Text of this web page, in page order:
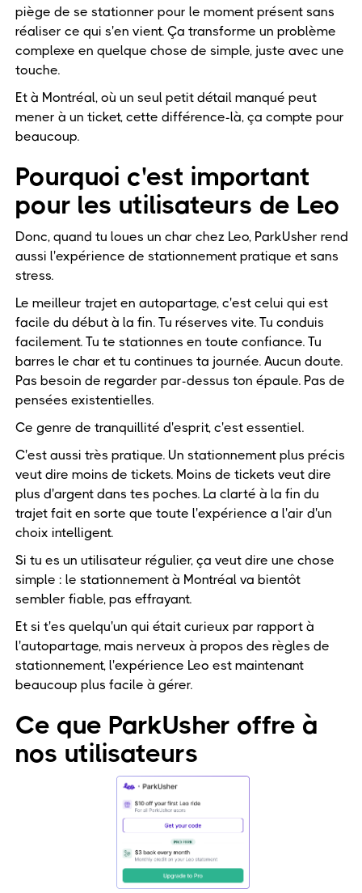
piège de se stationner pour le moment présent sans
réaliser ce qui s'en vient. Ça transforme un problème
complexe en quelque chose de simple, juste avec une
touche.
Et à Montréal, où un seul petit détail manqué peut
mener à un ticket, cette différence-là, ça compte pour
beaucoup.
Pourquoi c'est important
pour les utilisateurs de Leo
Donc, quand tu loues un char chez Leo, ParkUsher rend
aussi l'expérience de stationnement pratique et sans
stress.
Le meilleur trajet en autopartage, c'est celui qui est
facile du début à la fin. Tu réserves vite. Tu conduis
facilement. Tu te stationnes en toute confiance. Tu
barres le char et tu continues ta journée. Aucun doute.
Pas besoin de regarder par-dessus ton épaule. Pas de
pensées existentielles.
Ce genre de tranquillité d'esprit, c'est essentiel.
C'est aussi très pratique. Un stationnement plus précis
veut dire moins de tickets. Moins de tickets veut dire
plus d'argent dans tes poches. La clarté à la fin du
trajet fait en sorte que toute l'expérience a l'air d'un
choix intelligent.
Si tu es un utilisateur régulier, ça veut dire une chose
simple : le stationnement à Montréal va bientôt
sembler fiable, pas effrayant.
Et si t'es quelqu'un qui était curieux par rapport à
l'autopartage, mais nerveux à propos des règles de
stationnement, l'expérience Leo est maintenant
beaucoup plus facile à gérer.
Ce que ParkUsher offre à
nos utilisateurs